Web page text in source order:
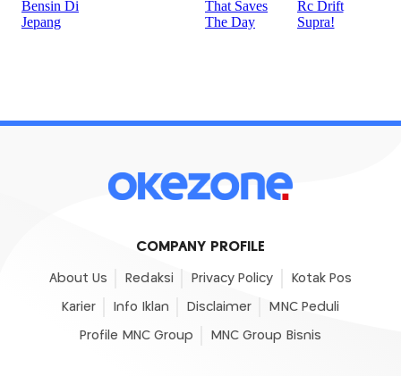
COMPANY PROFILE
About Us Redaksi Privacy Policy Kotak Pos
Karier Info Iklan Disclaimer MNC Peduli
Profile MNC Group MNC Group Bisnis